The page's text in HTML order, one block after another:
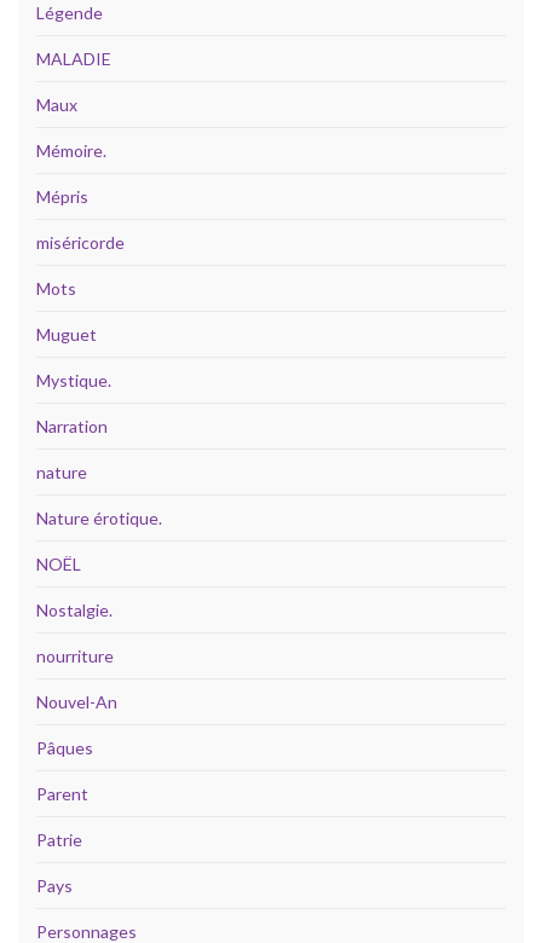
Légende
MALADIE
Maux
Mémoire.
Mépris
miséricorde
Mots
Muguet
Mystique.
Narration
nature
Nature érotique.
NOËL
Nostalgie.
nourriture
Nouvel-An
Pâques
Parent
Patrie
Pays
Personnages